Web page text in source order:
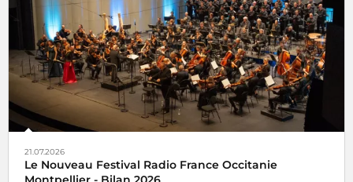
21.07.2026
Le Nouveau Festival Radio France Occitanie